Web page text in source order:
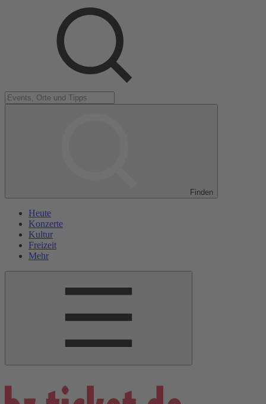
Finden
Heute
Konzerte
Kultur
Freizeit
Mehr